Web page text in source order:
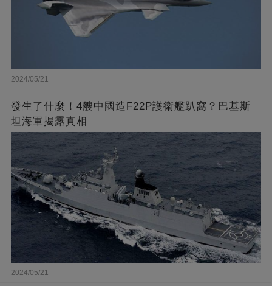
2024/05/21
發生了什麼！4艘中國造F22P護衛艦趴窩？巴基斯
坦海軍揭露真相
2024/05/21